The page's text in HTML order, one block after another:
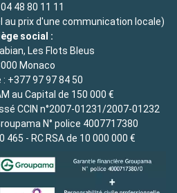
04 48 80 11 11
au prix d'une communication locale)
social :
Les Flots Bleus
Monaco
: +377 97 97 84 50
au Capital de 150 000 €
CCIN n°2007-01231/2007-01232
N° police 4007717380
465 - RC RSA de 10 000 000 €